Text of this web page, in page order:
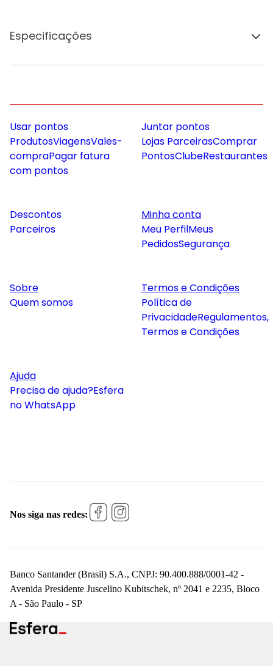
Especificações
Usar pontos
ProdutosViagensVales-
compraPagar fatura
com pontos
Juntar pontos
Lojas ParceirasComprar
PontosClubeRestaurantes
Descontos
Parceiros
Minha conta
Meu PerfilMeus
PedidosSegurança
Sobre
Quem somos
Termos e Condições
Política de
PrivacidadeRegulamentos,
Termos e Condições
Ajuda
Precisa de ajuda?Esfera
no WhatsApp
Nos siga nas redes:
Banco Santander (Brasil) S.A., CNPJ: 90.400.888/0001-42 -
Avenida Presidente Juscelino Kubitschek, nº 2041 e 2235, Bloco
A - São Paulo - SP